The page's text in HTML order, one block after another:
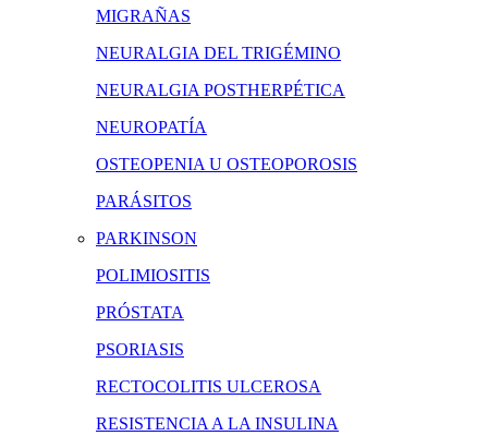
MIGRAÑAS
NEURALGIA DEL TRIGÉMINO
NEURALGIA POSTHERPÉTICA
NEUROPATÍA
OSTEOPENIA U OSTEOPOROSIS
PARÁSITOS
PARKINSON
POLIMIOSITIS
PRÓSTATA
PSORIASIS
RECTOCOLITIS ULCEROSA
RESISTENCIA A LA INSULINA